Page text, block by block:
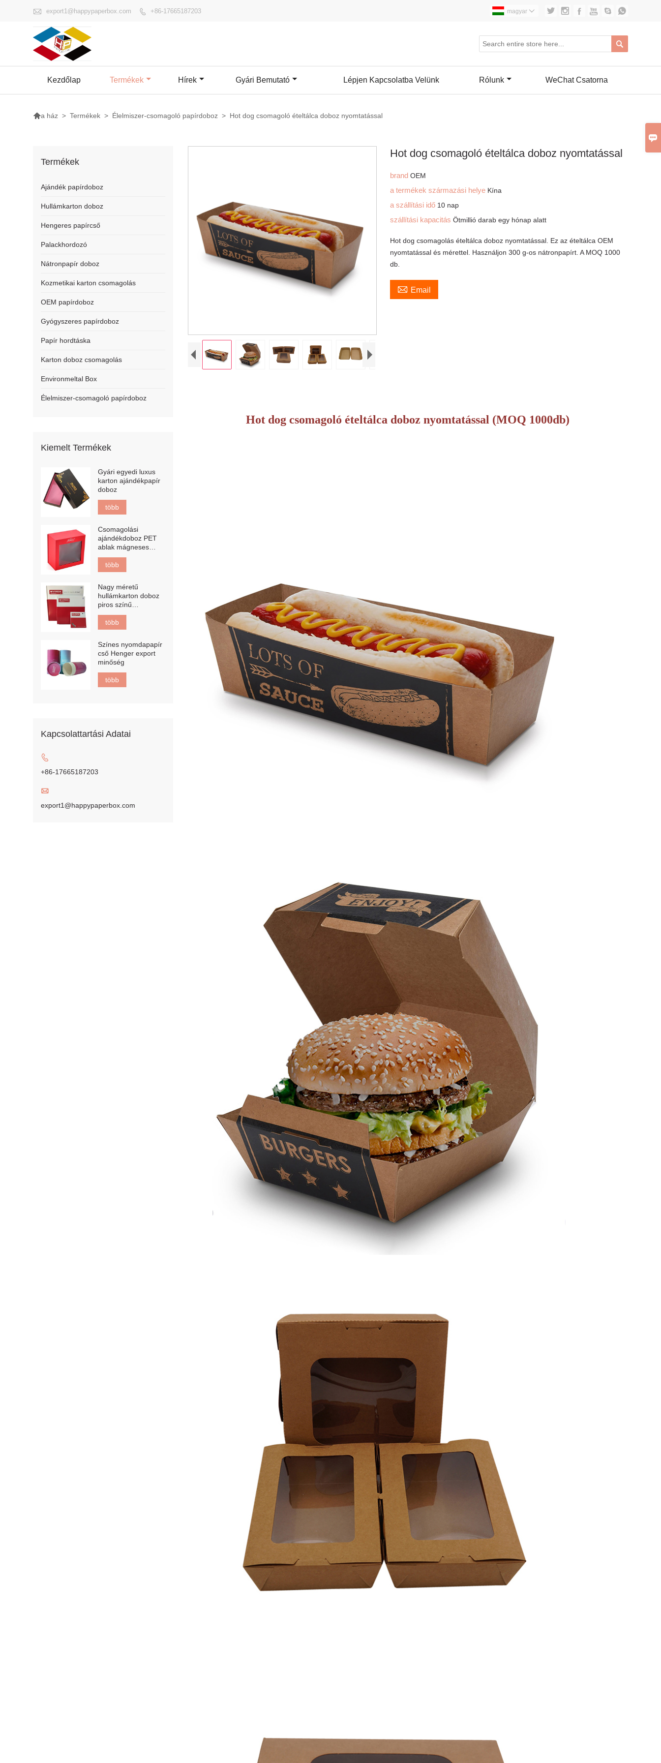

 export1@happypaperbox.com  +86-17665187203      
magyar 

Kezdőlap Termékek Hírek Gyári Bemutató Lépjen Kapcsolatba Velünk Rólunk WeChat Csatorna
a ház > Termékek > Élelmiszer-csomagoló papírdoboz > Hot dog csomagoló ételtálca doboz nyomtatással
Hot dog csomagoló ételtálca doboz nyomtatással
brandOEM
a termékek származási helye Kína
a szállítási idő 10 nap
szállítási kapacitásÖtmillió darab egy hónap alatt
Hot dog csomagolás ételtálca doboz nyomtatással. Ez az ételtálca OEM
nyomtatással és mérettel. Használjon 300 g-os nátronpapírt. A MOQ 1000
db.
 Email
Hot dog csomagoló ételtálca doboz nyomtatással (MOQ 1000db)
Termékek
Ajándék papírdoboz
Hullámkarton doboz
Hengeres papírcső
Palackhordozó
Nátronpapír doboz
Kozmetikai karton csomagolás
OEM papírdoboz
Gyógyszeres papírdoboz
Papír hordtáska
Karton doboz csomagolás
Environmeltal Box
Élelmiszer-csomagoló papírdoboz
Kiemelt Termékek
Gyári egyedi luxus
karton ajándékpapír
doboz
több
Csomagolási
ajándékdoboz PET
ablak mágneses
csomagolódobozsal
több
Nagy méretű
hullámkarton doboz
piros színű
nyomtatással E
fuvola hullámkarton
doboz
több
Színes nyomdapapír
cső Henger export
minőség
több
Kapcsolattartási Adatai

+86-17665187203

export1@happypaperbox.com